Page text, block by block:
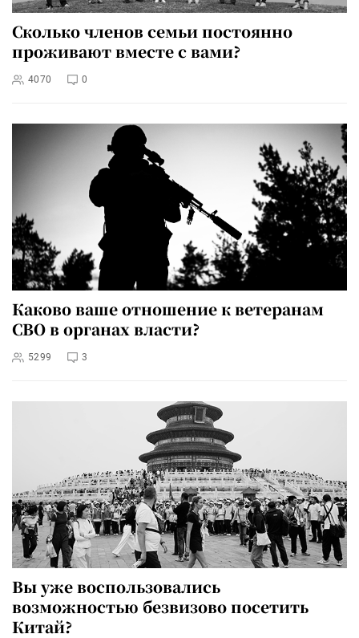
Сколько членов семьи постоянно
проживают вместе с вами?
4070 0
Каково ваше отношение к ветеранам
СВО в органах власти?
5299 3
Вы уже воспользовались
возможностью безвизово посетить
Китай?